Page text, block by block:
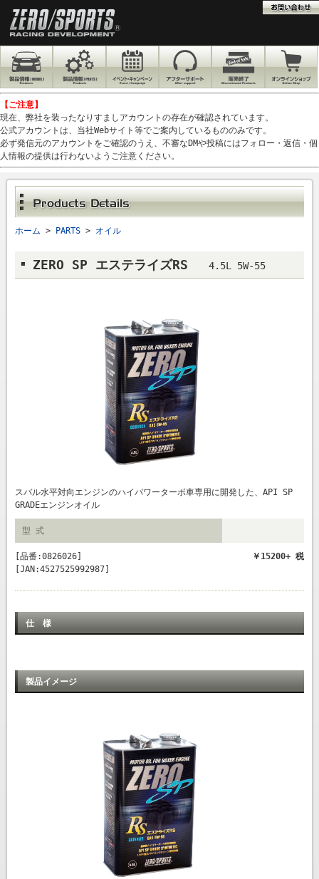
【ご注意】
現在、弊社を装ったなりすましアカウントの存在が確認されています。
公式アカウントは、当社Webサイト等でご案内しているもののみです。
必ず発信元のアカウントをご確認のうえ、不審なDMや投稿にはフォロー・返信・個
人情報の提供は行わないようご注意ください。
ホーム > PARTS> オイル
ZERO SP エステライズRS 4.5L 5W-55
スバル水平対向エンジンのハイパワーターボ車専用に開発した、API SP
GRADEエンジンオイル
型 式
[品番:0826026]
￥15200+ 税
[JAN:4527525992987]
仕 様
製品イメージ